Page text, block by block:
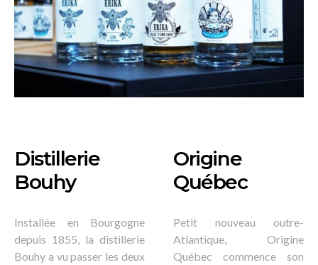
Distillerie
Bouhy
Installée en Bourgogne
depuis 1855, la distillerie
Bouhy a vu passer les deux
Origine
Québec
Petit nouveau outre-
Atlantique, Origine
Québec commence son